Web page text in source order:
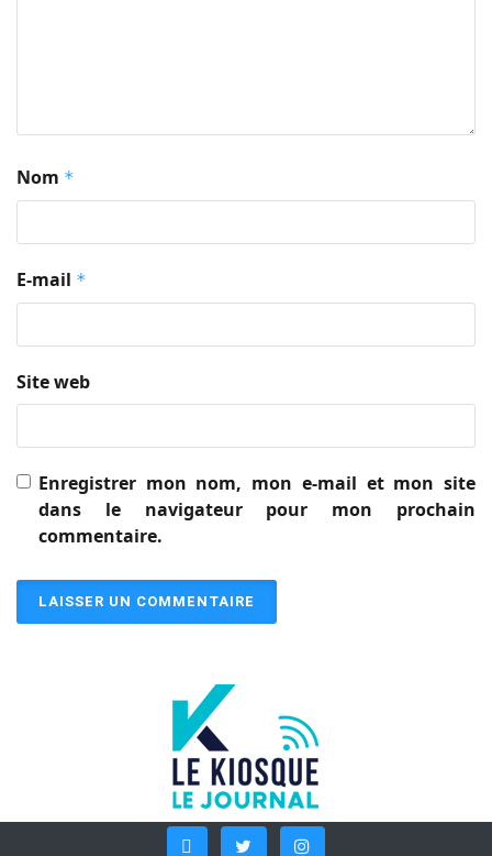
Nom *
E-mail *
Site web
Enregistrer mon nom, mon e-mail et mon site
dans le navigateur pour mon prochain
commentaire.